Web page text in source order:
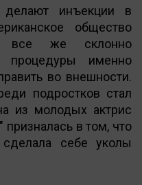
инъекции в
общество
все же склонно
процедуры именно
во внешности.
подростков стал
из молодых актрис
призналась в том, что
себе уколы